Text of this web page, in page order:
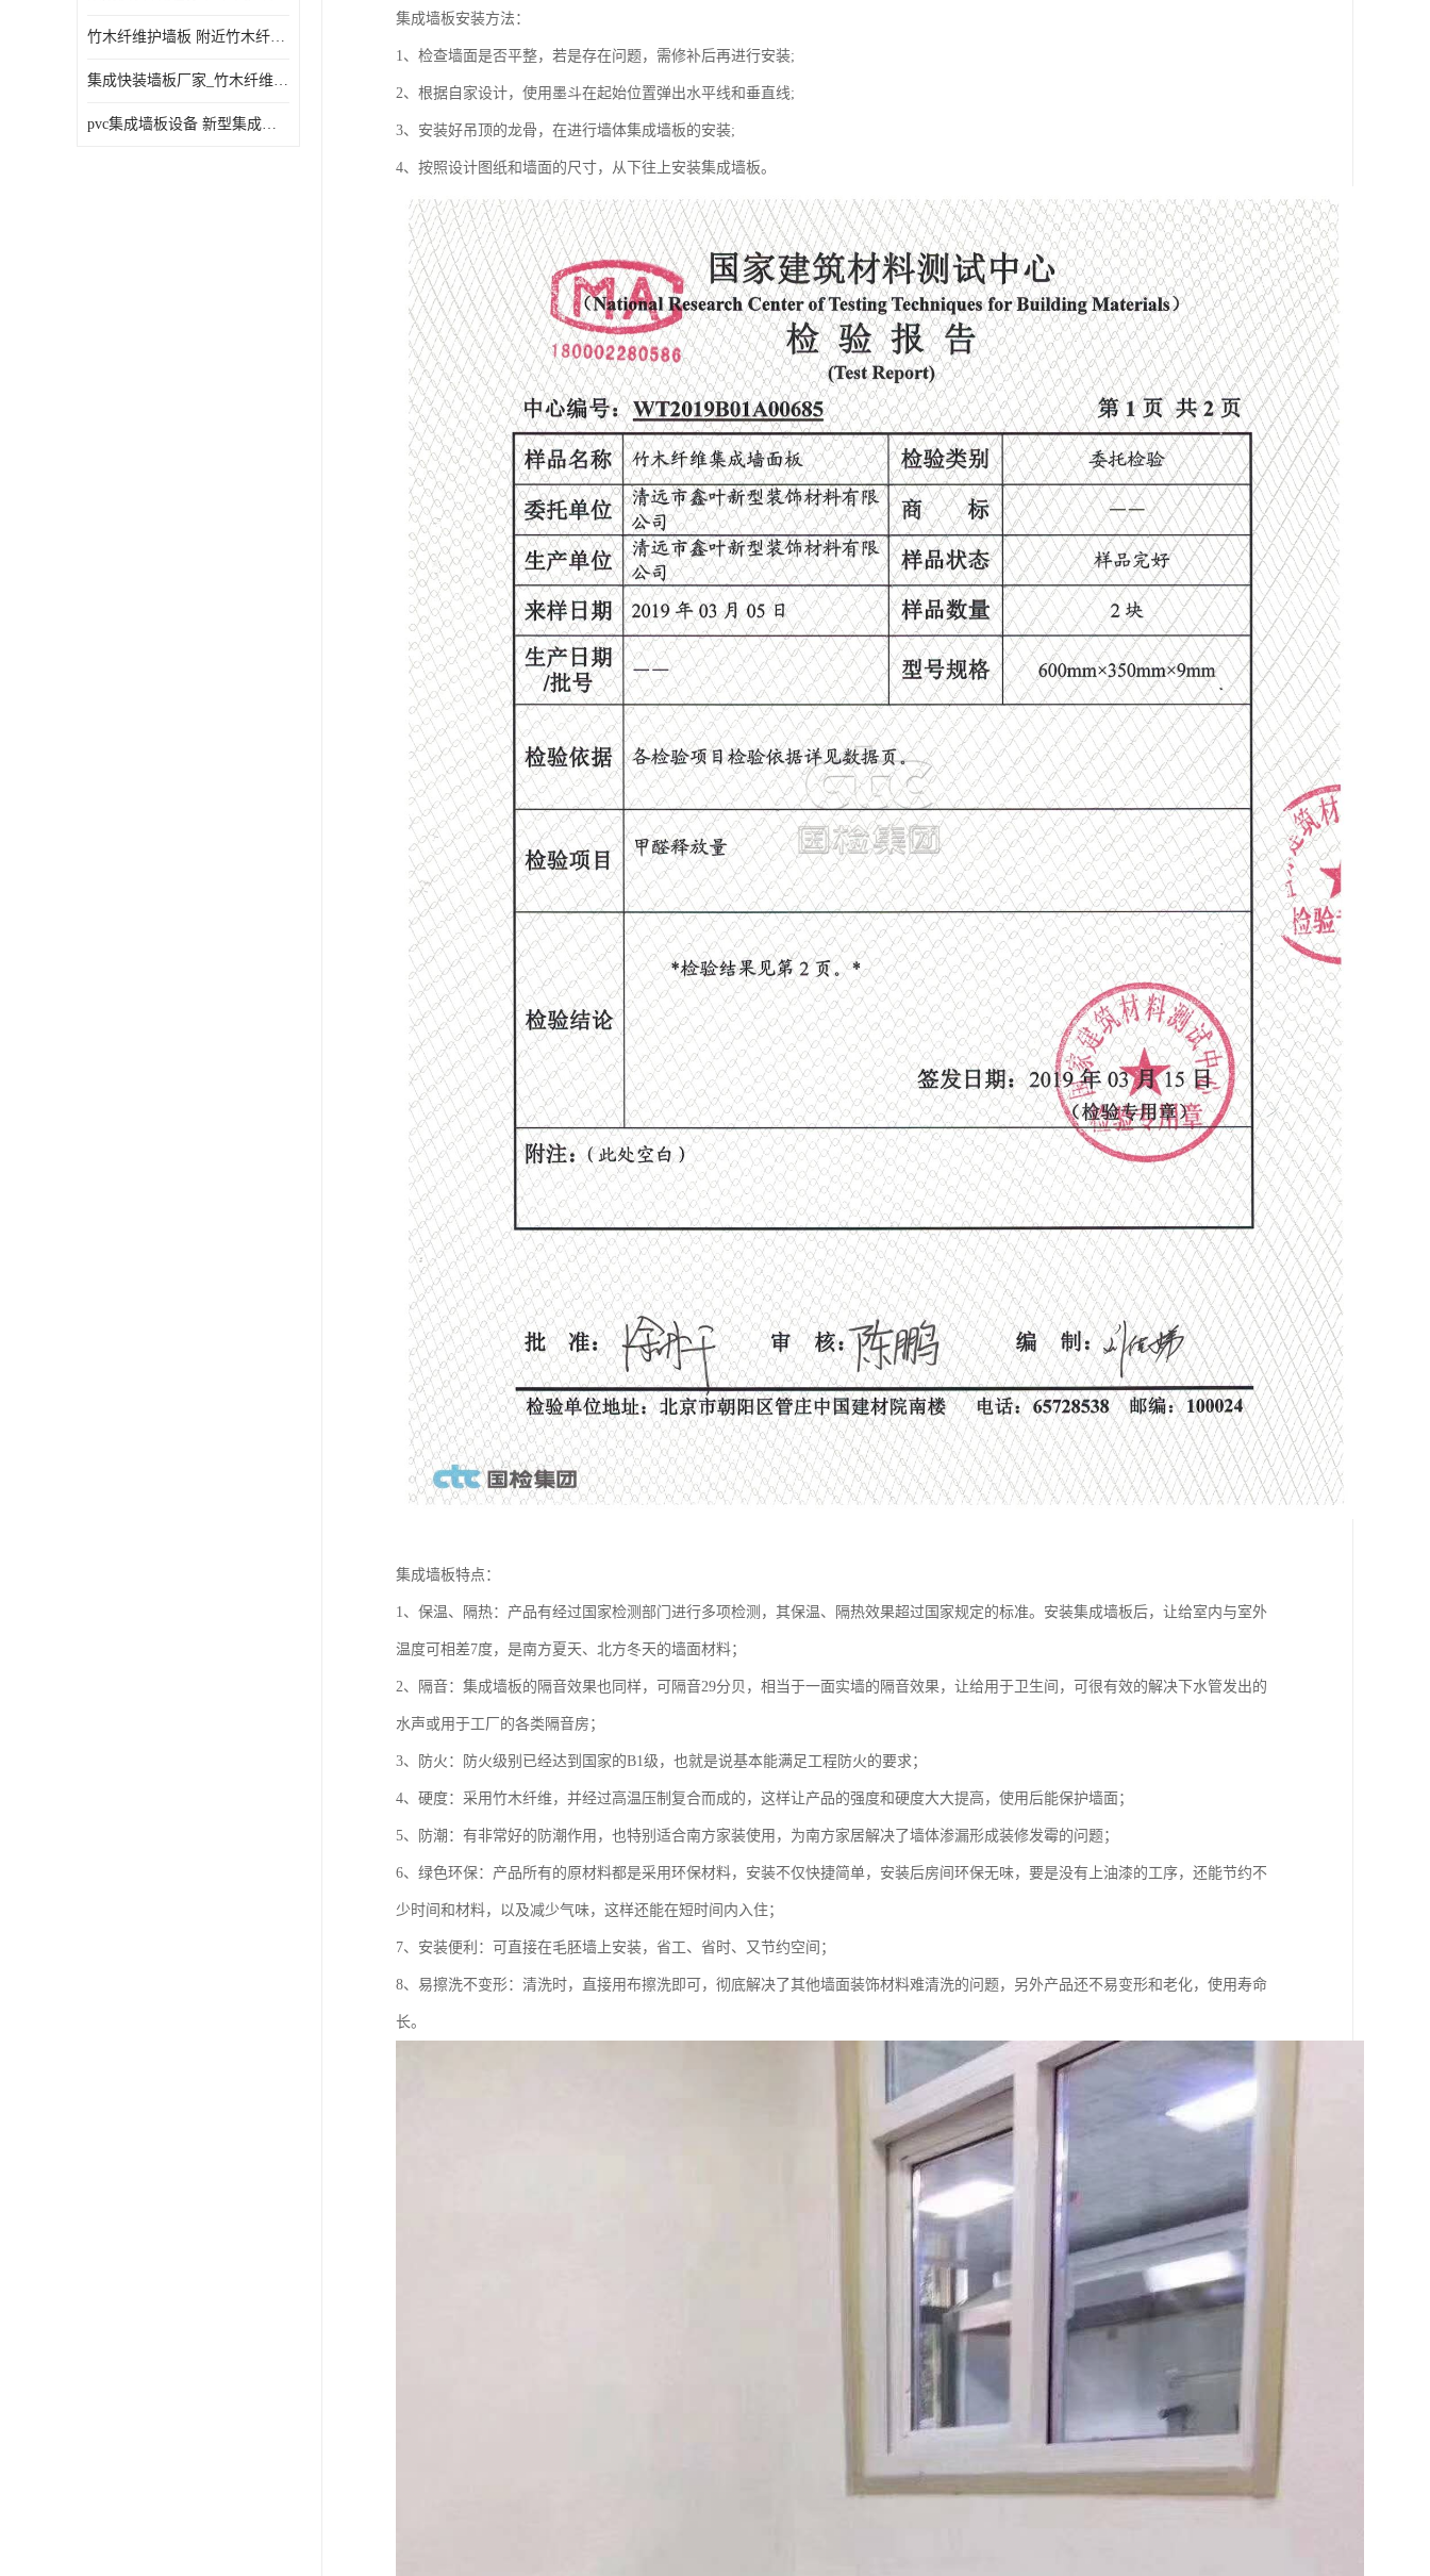
竹木纤维护墙板 附近竹木纤维集成墙板厂
集成快装墙板厂家_竹木纤维护墙板厂家_竹木纤维集成墙板厂家
pvc集成墙板设备 新型集成墙板 厂家供应
集成墙板安装方法：
1、检查墙面是否平整，若是存在问题，需修补后再进行安装;
2、根据自家设计，使用墨斗在起始位置弹出水平线和垂直线;
3、安装好吊顶的龙骨，在进行墙体集成墙板的安装;
4、按照设计图纸和墙面的尺寸，从下往上安装集成墙板。
集成墙板特点：
1、保温、隔热：产品有经过国家检测部门进行多项检测，其保温、隔热效果超过国家规定的标准。安装集成墙板后，让给室内与室外
温度可相差7度，是南方夏天、北方冬天的墙面材料；
2、隔音：集成墙板的隔音效果也同样，可隔音29分贝，相当于一面实墙的隔音效果，让给用于卫生间，可很有效的解决下水管发出的
水声或用于工厂的各类隔音房；
3、防火：防火级别已经达到国家的B1级，也就是说基本能满足工程防火的要求；
4、硬度：采用竹木纤维，并经过高温压制复合而成的，这样让产品的强度和硬度大大提高，使用后能保护墙面；
5、防潮：有非常好的防潮作用，也特别适合南方家装使用，为南方家居解决了墙体渗漏形成装修发霉的问题；
6、绿色环保：产品所有的原材料都是采用环保材料，安装不仅快捷简单，安装后房间环保无味，要是没有上油漆的工序，还能节约不
少时间和材料，以及减少气味，这样还能在短时间内入住；
7、安装便利：可直接在毛胚墙上安装，省工、省时、又节约空间；
8、易擦洗不变形：清洗时，直接用布擦洗即可，彻底解决了其他墙面装饰材料难清洗的问题，另外产品还不易变形和老化，使用寿命
长。